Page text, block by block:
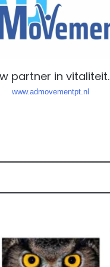
partner in vitaliteit.
www.admovementpt.nl